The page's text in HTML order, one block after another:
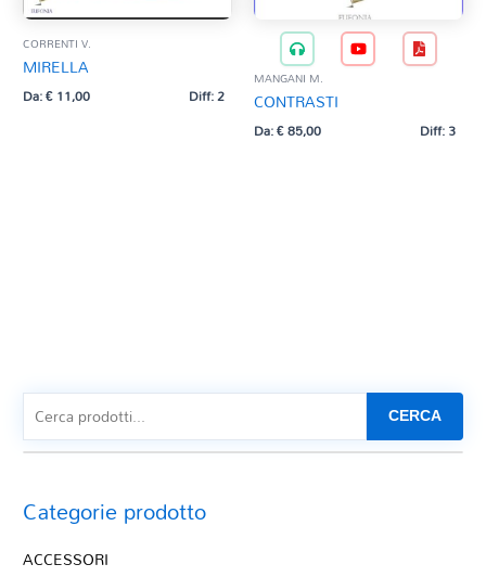
CORRENTI V.
MIRELLA
Da:€11,00 Diff: 2
MANGANI M.
CONTRASTI
Da:€85,00 Diff: 3
CERCA
Categorie prodotto
ACCESSORI